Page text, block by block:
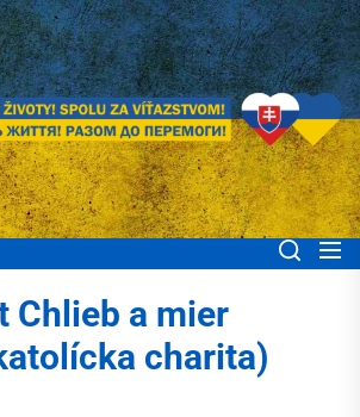
Spoločne
ľuďom
za víťazstvom! Збережіть життя! Разом до
Chlieb a mier
charita)